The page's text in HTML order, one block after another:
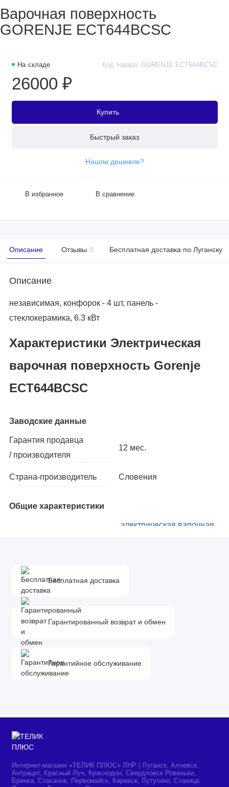
Варочная поверхность
GORENJE ECT644BCSC
На складе Код товара: GORENJE ECT644BCSC
26000 ₽
Купить
Быстрый заказ
Нашли дешевле?
В избранное В сравнение
Описание Отзывы 0 Бесплатная доставка по Луганску
Описание
независимая, конфорок - 4 шт, панель -
стеклокерамика, 6.3 кВт
Характеристики Электрическая
варочная поверхность Gorenje
ECT644BCSC
Заводские данные
Гарантия продавца
/ производителя
12 мес.
Страна-производитель Словения
Общие характеристики
электрическая варочная
Основной цвет
Дополнительный цвет
Цвет заявленный
производителем
Установка
Основной материал
Всего конфорок
Размеры конфорок (мм) 120, 145, 180, 210
Бесплатная доставка
Гарантированный возврат и обмен
Гарантийное обслуживание
Интернет-магазин «ТЕЛИК ПЛЮС» ЛНР | Луганск, Алчевск,
Антрацит, Красный Луч, Краснодон, Свердловск Ровеньки,
Брянка, Стаханов, Первомайск, Кировск, Лутугино, Станица